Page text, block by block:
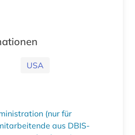
USA
(nur für
aus DBIS-